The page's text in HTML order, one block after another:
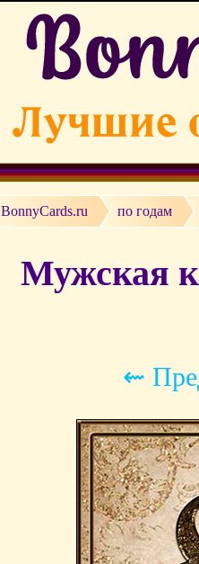
BonnyCards.ru по годам
Мужская
⇜